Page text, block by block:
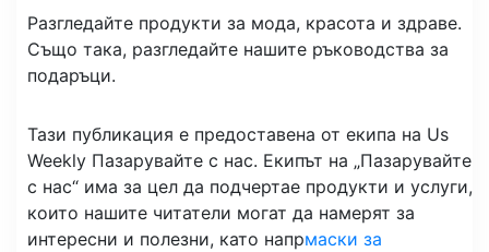
Разгледайте продукти за мода, красота и здраве.
Също така, разгледайте нашите ръководства за
подаръци.
Тази публикация е предоставена от екипа на Us
Weekly Пазарувайте с нас. Екипът на „Пазарувайте
с нас“ има за цел да подчертае продукти и услуги,
които нашите читатели могат да намерят за
интересни и полезни, като напрмаски за